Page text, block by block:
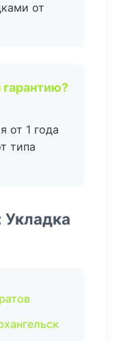
от
от 1 года
типа